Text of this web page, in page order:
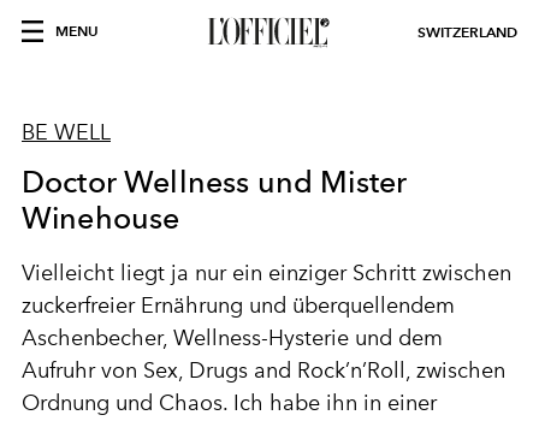
MENU SWITZERLAND
BE WELL
Doctor Wellness und Mister
Winehouse
Vielleicht liegt ja nur ein einziger Schritt zwischen
zuckerfreier Ernährung und überquellendem
Aschenbecher, Wellness-Hysterie und dem
Aufruhr von Sex, Drugs and Rock’n’Roll, zwischen
Ordnung und Chaos. Ich habe ihn in einer